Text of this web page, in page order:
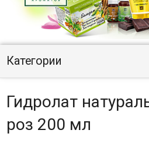
Категории
Гидролат
роз 200 мл